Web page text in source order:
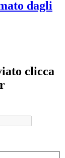
dagli
clicca